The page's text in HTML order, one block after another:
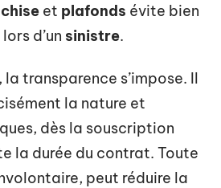
et plafonds évite bien
d’un sinistre.
transparence s’impose. Il
la nature et
dès la souscription
la durée du contrat. Toute
peut réduire la